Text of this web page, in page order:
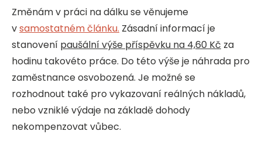
Změnám v práci na dálku se věnujeme
vsamostatnémčlánku. Zásadní informací je
stanovení paušální výše příspěvku na 4,60 Kč za
hodinu takovéto práce. Do této výše je náhrada pro
zaměstnance osvobozená. Je možné se
rozhodnout také pro vykazovaní reálných nákladů,
nebo vzniklé výdaje na základě dohody
nekompenzovat vůbec.